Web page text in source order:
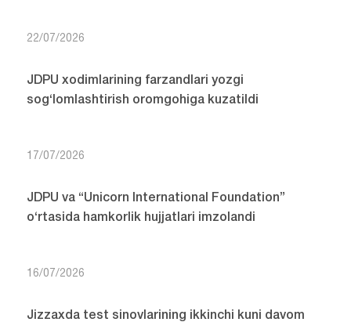
22/07/2026
JDPU xodimlarining farzandlari yozgi
sog‘lomlashtirish oromgohiga kuzatildi
17/07/2026
JDPU va “Unicorn International Foundation”
o‘rtasida hamkorlik hujjatlari imzolandi
16/07/2026
Jizzaxda test sinovlarining ikkinchi kuni davom